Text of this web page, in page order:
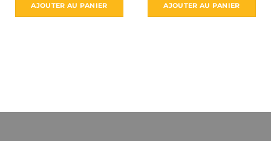
AJOUTER AU PANIER AJOUTER AU PANIER